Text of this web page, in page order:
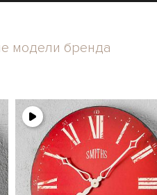
модели бренда